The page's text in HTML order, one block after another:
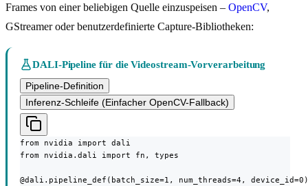
Frames von einer beliebigen Quelle einzuspeisen – OpenCV,
GStreamer oder benutzerdefinierte Capture-Bibliotheken:
DALI-Pipeline für die Videostream-Vorverarbeitung
Pipeline-Definition
Inferenz-Schleife (Einfacher OpenCV-Fallback)
from nvidia import dali
from nvidia.dali import fn, types
@dali.pipeline_def(batch_size=1, num_threads=4, device_id=0)